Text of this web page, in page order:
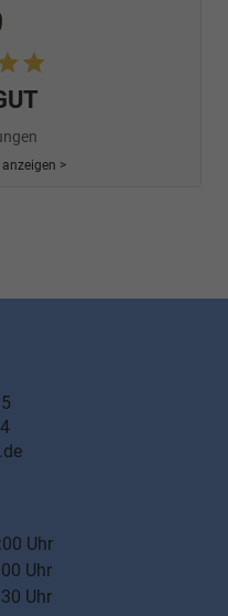
>
Uhr
Uhr